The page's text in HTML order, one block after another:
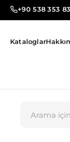
+90 538 353
Kataloglar